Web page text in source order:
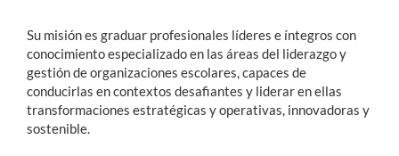
Su misión es graduar profesionales líderes e íntegros con
conocimiento especializado en las áreas del liderazgo y
gestión de organizaciones escolares, capaces de
conducirlas en contextos desafiantes y liderar en ellas
transformaciones estratégicas y operativas, innovadoras y
sostenible.